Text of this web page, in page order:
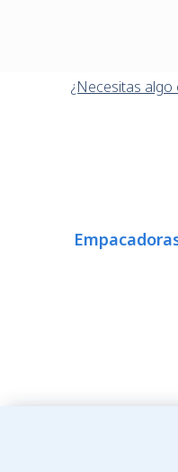
¿Necesitas algo